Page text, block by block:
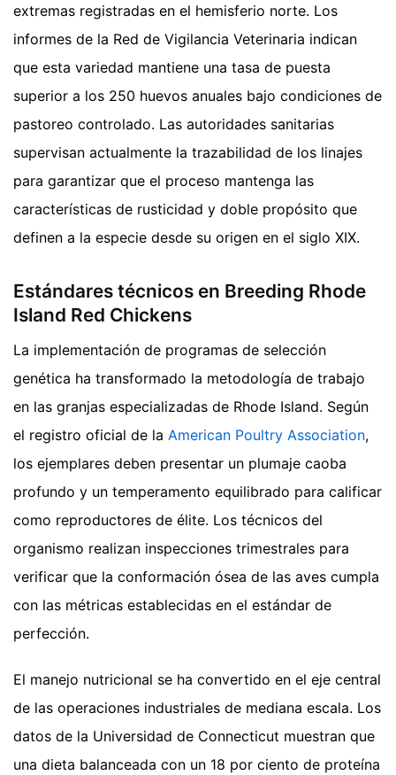
extremas registradas en el hemisferio norte. Los
informes de la Red de Vigilancia Veterinaria indican
que esta variedad mantiene una tasa de puesta
superior a los 250 huevos anuales bajo condiciones de
pastoreo controlado. Las autoridades sanitarias
supervisan actualmente la trazabilidad de los linajes
para garantizar que el proceso mantenga las
características de rusticidad y doble propósito que
definen a la especie desde su origen en el siglo XIX.
Estándares técnicos en Breeding Rhode
Island Red Chickens
La implementación de programas de selección
genética ha transformado la metodología de trabajo
en las granjas especializadas de Rhode Island. Según
el registro oficial de la American Poultry Association,
los ejemplares deben presentar un plumaje caoba
profundo y un temperamento equilibrado para calificar
como reproductores de élite. Los técnicos del
organismo realizan inspecciones trimestrales para
verificar que la conformación ósea de las aves cumpla
con las métricas establecidas en el estándar de
perfección.
El manejo nutricional se ha convertido en el eje central
de las operaciones industriales de mediana escala. Los
datos de la Universidad de Connecticut muestran que
una dieta balanceada con un 18 por ciento de proteína